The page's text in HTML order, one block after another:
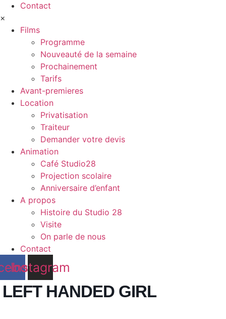
Contact
×
Films
Programme
Nouveauté de la semaine
Prochainement
Tarifs
Avant-premieres
Location
Privatisation
Traiteur
Demander votre devis
Animation
Café Studio28
Projection scolaire
Anniversaire d’enfant
A propos
Histoire du Studio 28
Visite
On parle de nous
Contact
Instagram
LEFT HANDED GIRL